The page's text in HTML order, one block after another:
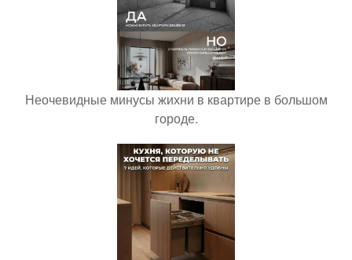
Неочевидные минусы жихни в квартире в большом
городе.